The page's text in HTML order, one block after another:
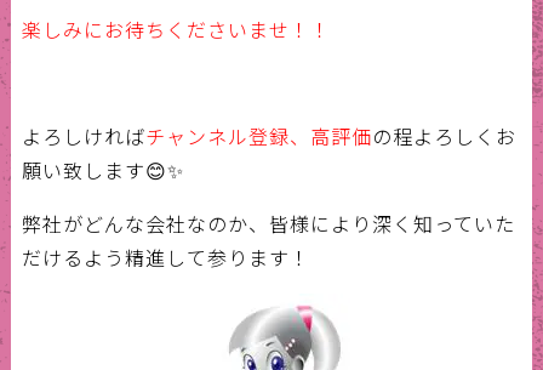
楽しみにお待ちくださいませ！！
よろしければチャンネル登録、高評価の程よろしくお
願い致します😊✨
弊社がどんな会社なのか、皆様により深く知っていた
だけるよう精進して参ります！